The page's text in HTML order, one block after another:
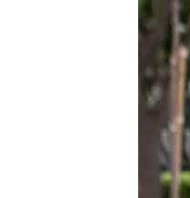
Saiba como
Para o
Tudo para facilitar a
VR na Imprensa